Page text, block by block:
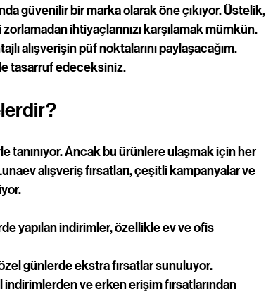
güvenilir bir marka olarak öne çıkıyor. Üstelik,
ihtiyaçlarınızı karşılamak mümkün.
alışverişin püf noktalarını paylaşacağım.
tasarruf edeceksiniz.
tanınıyor. Ancak bu ürünlere ulaşmak için her
alışveriş fırsatları, çeşitli kampanyalar ve
yapılan indirimler, özellikle ev ve ofis
günlerde ekstra fırsatlar sunuluyor.
indirimlerden ve erken erişim fırsatlarından